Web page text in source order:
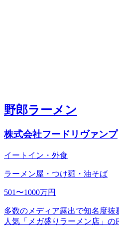
野郎ラーメン
株式会社フードリヴァンプ
イートイン・外食
ラーメン屋・つけ麺・油そば
501〜1000万円
多数のメディア露出で知名度
人気「メガ盛りラーメン店」の